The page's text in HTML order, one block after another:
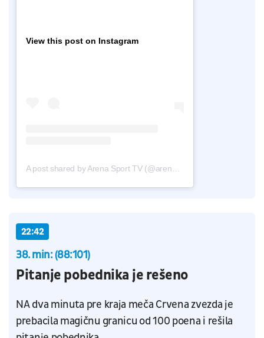
View this post on Instagram
22:42
38. min: (88:101)
Pitanje pobednika je rešeno
NA dva minuta pre kraja meča Crvena zvezda je
prebacila magičnu granicu od 100 poena i rešila